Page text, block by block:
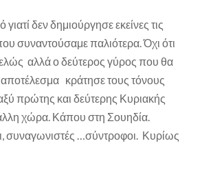
γιατί δεν δημιούργησε εκείνες τις
συναντούσαμε παλιότερα. Όχι ότι
αλλά ο δεύτερος γύρος που θα
αποτέλεσμα κράτησε τους τόνους
πρώτης και δεύτερης Κυριακής
άλλη χώρα. Κάπου στη Σουηδία.
συναγωνιστές …σύντροφοι. Κυρίως